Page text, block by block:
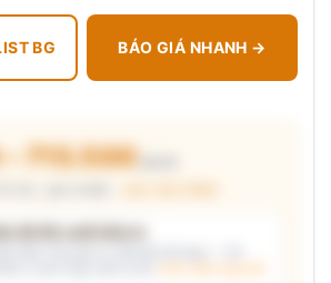
BG BÁO GIÁ NHANH →
715.500